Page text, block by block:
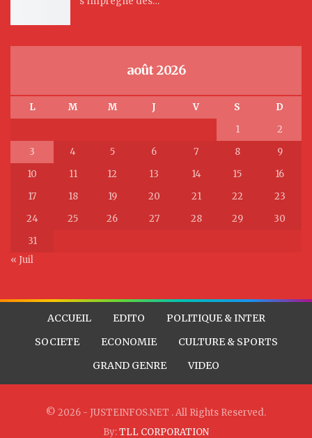
août 2026
L M M J V S
D
1
2
3
4 5 6 7 8
9
10
11 12 13 14 15
16
17
18 19 20 21 22
23
24
25 26 27 28 29
30
31
« Juil
ACCUEIL EDITO
POLITIQUE & INTER
SOCIETE
ECONOMIE
CULTURE & SPORTS
GRAND GENRE
VIDEO
© 2026 - JUSTEINFOS.NET . All Rights Reserved.
By:TLL CORPORATION